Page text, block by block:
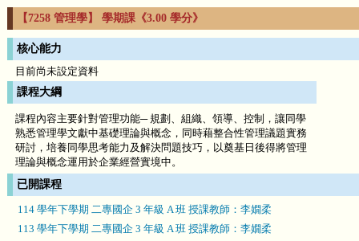
【7258 管理學】 學期課《3.00 學分》
核心能力
目前尚未設定資料
課程大綱
課程內容主要針對管理功能─ 規劃、組織、領導、控制，讓同學
熟悉管理學文獻中基礎理論與概念，同時藉整合性管理議題實務
研討，培養同學思考能力及解決問題技巧，以奠基日後得將管理
理論與概念運用於企業經營實境中。
已開課程
114 學年下學期 二專國企 3 年級 A 班 授課教師：李嫺柔
113 學年下學期 二專國企 3 年級 A 班 授課教師：李嫺柔